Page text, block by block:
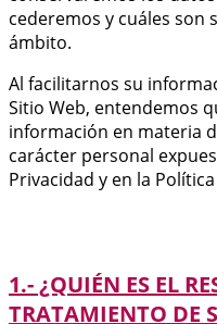
cederemos y cuáles son
ámbito.
Al facilitarnos su
Sitio Web, entendemos
información en materia
carácter personal
Privacidad y en la
1.- ¿QUIÉN ES EL
TRATAMIENTO DE